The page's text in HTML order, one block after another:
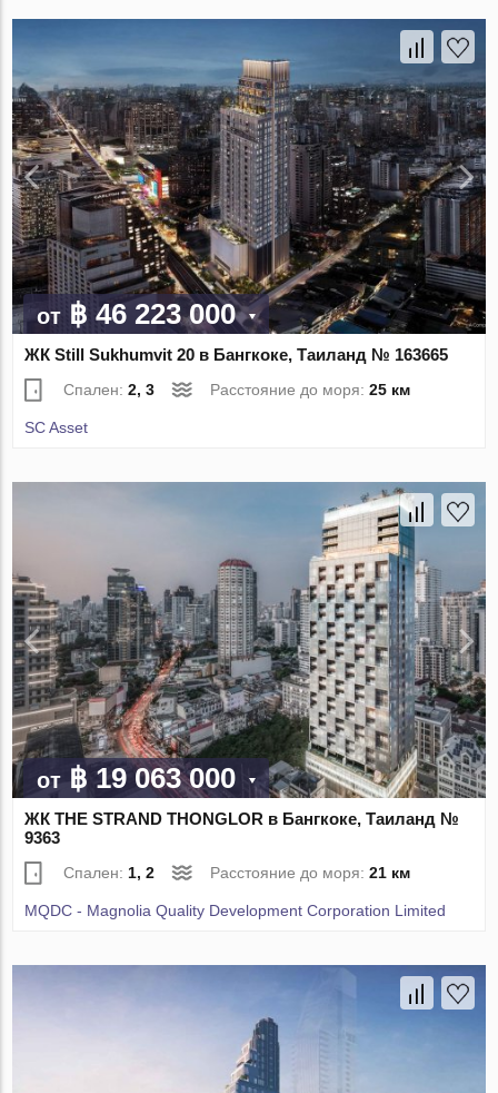
от ฿ 46 223 000
ЖК Still Sukhumvit 20 в Бангкоке, Таиланд № 163665
Спален:2, 3 Расстояние до моря:25 км
SC Asset
от ฿ 19 063 000
ЖК THE STRAND THONGLOR в Бангкоке, Таиланд №
9363
Спален: 1, 2 Расстояние до моря:21 км
MQDC - Magnolia Quality Development Corporation Limited